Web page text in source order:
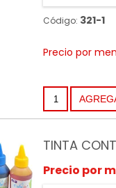
Código: 321-1
Precio por
TINTA
Precio por